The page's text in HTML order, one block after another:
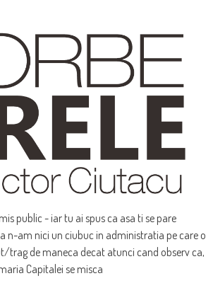
public - iar tu ai spus ca asa ti se pare
n-am nici un ciubuc in administratia pe care o
trag de maneca decat atunci cand observ ca,
Capitalei se misca